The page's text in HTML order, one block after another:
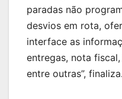
paradas não
desvios em rota,
interface as
entregas, nota
entre outras”, finaliza.